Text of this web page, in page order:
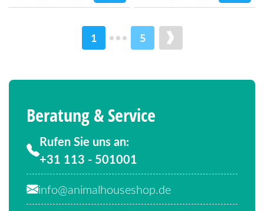
Beratung & Service
Rufen Sie uns an:
+31 113 - 501001
info@animalhouseshop.de
1 5